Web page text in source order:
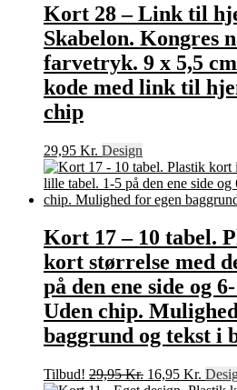
Kort 28 – Link til
Skabelon. Kongres
farvetryk. 9 x 5,5
kode med link til
chip
29,95 Kr. Design
Kort 17 – 10 tabel.
kort størrelse med
på den ene side og
Uden chip.
baggrund og tekst i
Tilbud! 29,95Kr. Den
16,95 Kr. Den